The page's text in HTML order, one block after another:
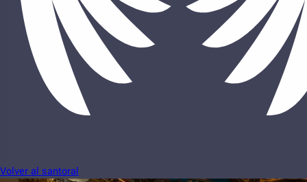
Volver al santoral